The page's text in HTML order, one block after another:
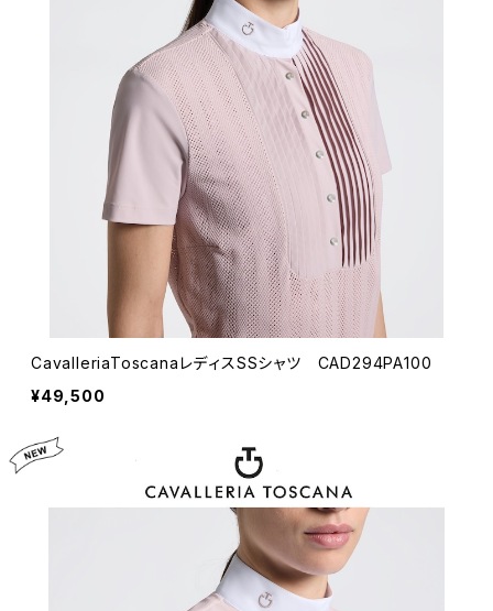
CavalleriaToscanaレディスSSシャツ CAD294PA100
¥49,500